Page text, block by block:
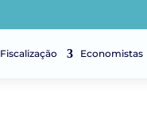
Fiscalização Economistas